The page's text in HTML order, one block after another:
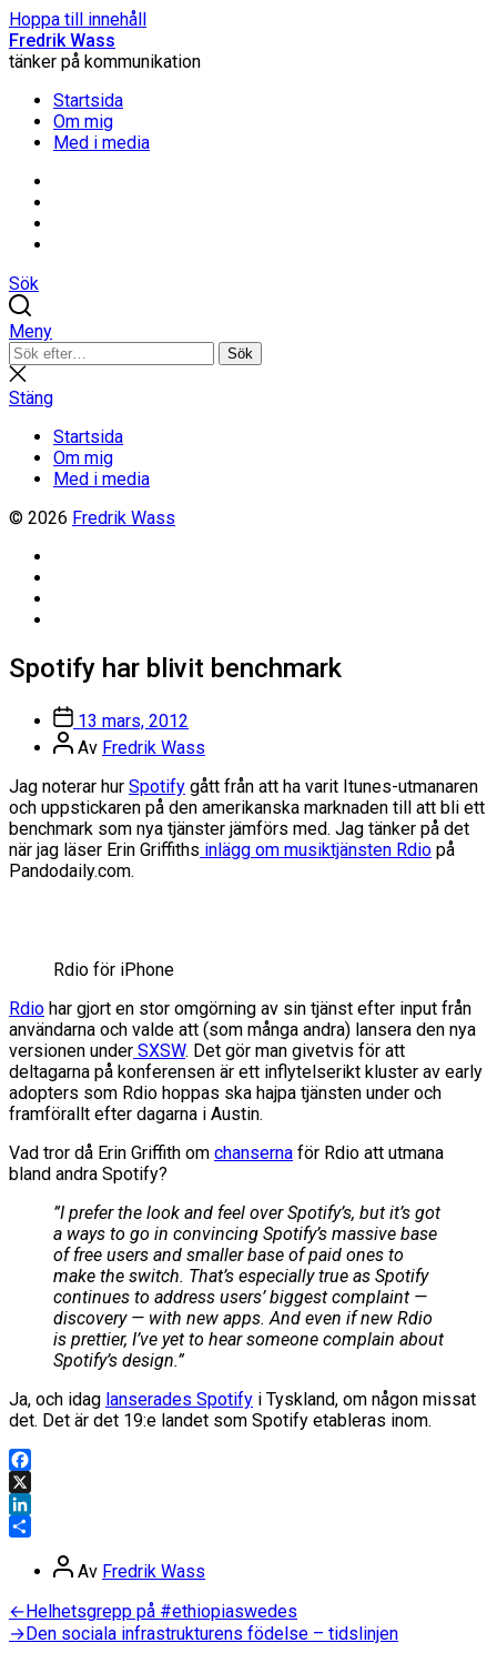
Hoppa till innehåll
Fredrik Wass
tänker på kommunikation
Startsida
Om mig
Med i media
Sök
Meny
Sök
efter:
Sök
Stäng
sökning
Stäng
Startsida
Om mig
Med i media
© 2026 Fredrik Wass
Spotify har blivit benchmark
Inläggsdatum
13 mars, 2012
Inläggsförfattare
Av Fredrik Wass
Jag noterar hur Spotify gått från att ha varit Itunes-utmanaren
och uppstickaren på den amerikanska marknaden till att bli ett
benchmark som nya tjänster jämförs med. Jag tänker på det
när jag läser Erin Griffiths inlägg om musiktjänsten Rdio på
Pandodaily.com.
Rdio för iPhone
Rdio har gjort en stor omgörning av sin tjänst efter input från
användarna och valde att (som många andra) lansera den nya
versionen under SXSW. Det gör man givetvis för att
deltagarna på konferensen är ett inflytelserikt kluster av early
adopters som Rdio hoppas ska hajpa tjänsten under och
framförallt efter dagarna i Austin.
Vad tror då Erin Griffith om chanserna för Rdio att utmana
bland andra Spotify?
”I prefer the look and feel over Spotify’s, but it’s got
a ways to go in convincing Spotify’s massive base
of free users and smaller base of paid ones to
make the switch. That’s especially true as Spotify
continues to address users’ biggest complaint —
discovery — with new apps. And even if new Rdio
is prettier, I’ve yet to hear someone complain about
Spotify’s design.”
Ja, och idag lanserades Spotify i Tyskland, om någon missat
det. Det är det 19:e landet som Spotify etableras inom.
Facebook
X
LinkedIn
Inläggsförfattare
Av Fredrik Wass
Inläggsnavigering
←Föregående
inlägg:
Helhetsgrepp på #ethiopiaswedes
→Nästa
Den sociala infrastrukturens födelse – tidslinjen